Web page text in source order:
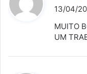
13/04/
MUITO
UM